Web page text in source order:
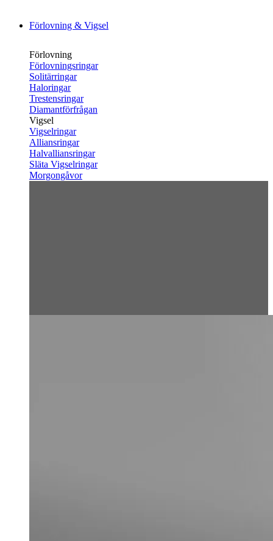
Förlovning & Vigsel
Förlovning
Förlovningsringar
Solitärringar
Haloringar
Trestensringar
Diamantförfrågan
Vigsel
Vigselringar
Alliansringar
Halvalliansringar
Släta Vigselringar
Morgongåvor